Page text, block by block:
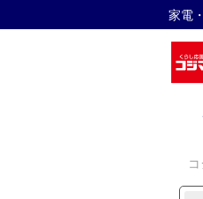
家電